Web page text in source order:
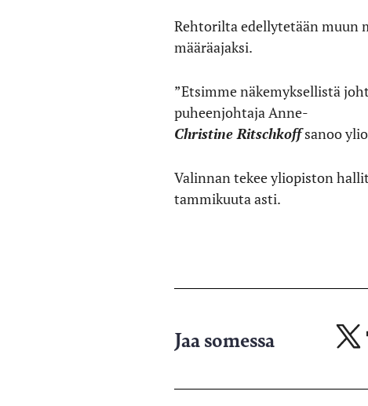
Rehtorilta edellytetään muun
määräajaksi.
”Etsimme näkemyksellistä
puheenjohtaja Anne-
Christine Ritschkoffsanoo
Valinnan tekee yliopiston
tammikuuta asti.
Jaa somessa
Jaa